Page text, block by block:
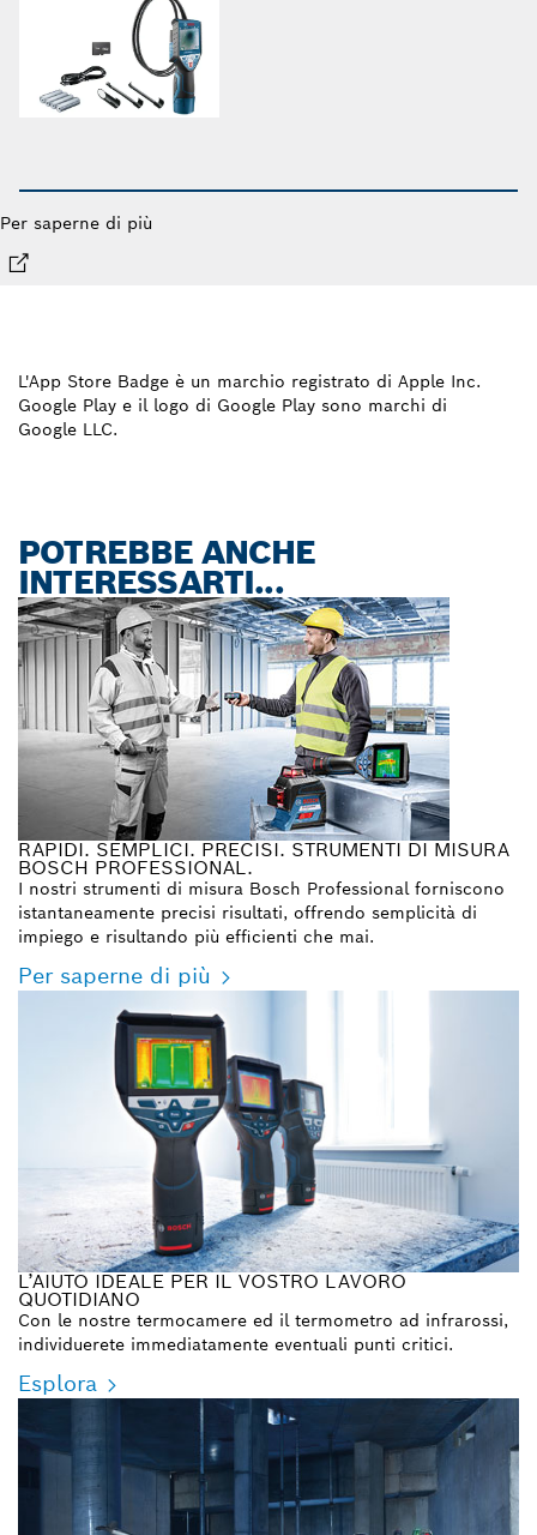
Per saperne di più
L'App Store Badge è un marchio registrato di Apple Inc.
Google Play e il logo di Google Play sono marchi di
Google LLC.
POTREBBE ANCHE
INTERESSARTI...
RAPIDI. SEMPLICI. PRECISI. STRUMENTI DI MISURA
BOSCH PROFESSIONAL.
I nostri strumenti di misura Bosch Professional forniscono
istantaneamente precisi risultati, offrendo semplicità di
impiego e risultando più efficienti che mai.
Per saperne di più
L’AIUTO IDEALE PER IL VOSTRO LAVORO
QUOTIDIANO
Con le nostre termocamere ed il termometro ad infrarossi,
individuerete immediatamente eventuali punti critici.
Esplora